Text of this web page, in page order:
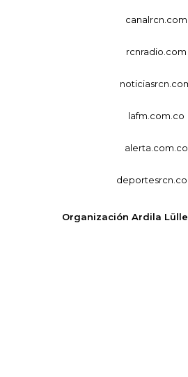
canalrcn.com
rcnradio.com
lafm.com.co
alerta.com.co
Organización Ardila